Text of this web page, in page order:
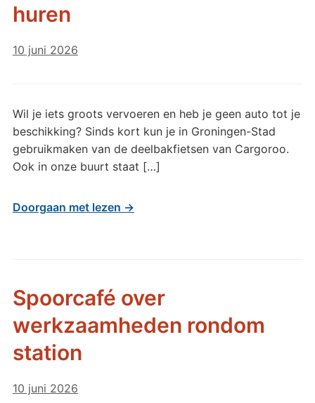
huren
10 juni 2026
Wil je iets groots vervoeren en heb je geen auto tot je
beschikking? Sinds kort kun je in Groningen-Stad
gebruikmaken van de deelbakfietsen van Cargoroo.
Ook in onze buurt staat […]
Doorgaan met lezen →
Spoorcafé over
werkzaamheden rondom
station
10 juni 2026